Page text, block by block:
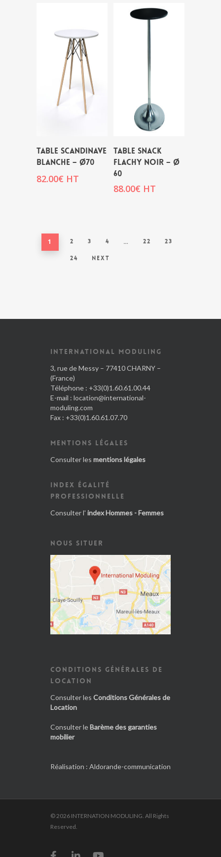
TABLE SCANDINAVE
BLANCHE – Ø70
82.00€ HT
TABLE SNACK
FLACHY NOIR – Ø
60
88.00€ HT
1 2 3 4 … 22 23
24 Next
INTERNATIONAL MODULING
3, rue de Messy – 77410 CHARNY –
(France)
Téléphone : +33(0)1.60.61.00.44
E-mail : location@international-
moduling.com
Fax : +33(0)1.60.61.07.70
MENTIONS LÉGALES
Consulter les mentions légales
INDEX ÉGALITÉ
PROFESSIONNELLE
Consulter l' index Hommes - Femmes
NOUS SITUER
CONDITIONS GÉNÉRALES DE
LOCATION
Consulter les Conditions Générales de
Location
Consulter leBarème des garanties
mobilier
Réalisation : Aldorande-communication
© 2026 INTERNATION MODULING. All Rights
Reserved.